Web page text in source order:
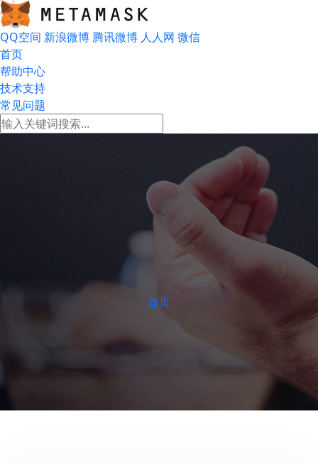
QQ空间 新浪微博 腾讯微博 人人网 微信
首页
帮助中心
技术支持
常见问题
首页